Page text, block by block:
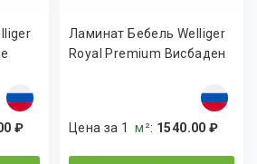
₽
Ламинат Бебель Welliger
Royal Premium Висбаден
Цена за 1м²: 1540.00 ₽